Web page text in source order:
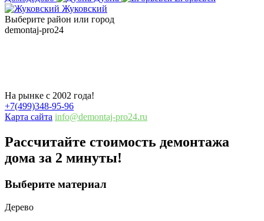
Жуковский
Выберите район или город
demontaj-pro24
На рынке с 2002 года!
+7(499)348-95-96
Карта сайта info@demontaj-pro24.ru
Рассчитайте стоимость демонтажа
дома за 2 минуты!
Выберите материал
Дерево